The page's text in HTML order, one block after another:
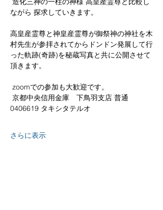
ながら 探求していきます。
高皇産霊尊と神皇産霊尊が御祭神の神社を木
村先生が参拝されてからドンドン発展して行
った軌跡(奇跡)を秘蔵写真と共に公開させて
頂きます。
zoomでの参加も大歓迎です。
0406619 タキシタテルオ
さらに表示